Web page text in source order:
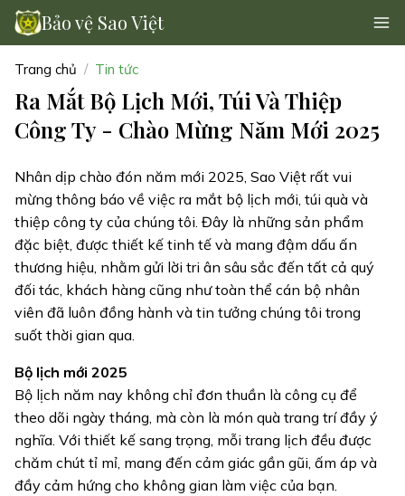
Bảo vệ Sao Việt
Trang chủ Tin tức
Ra Mắt Bộ Lịch Mới, Túi Và Thiệp
Công Ty - Chào Mừng Năm Mới 2025
Nhân dịp chào đón năm mới 2025, Sao Việt rất vui
mừng thông báo về việc ra mắt bộ lịch mới, túi quà và
thiệp công ty của chúng tôi. Đây là những sản phẩm
đặc biệt, được thiết kế tinh tế và mang đậm dấu ấn
thương hiệu, nhằm gửi lời tri ân sâu sắc đến tất cả quý
đối tác, khách hàng cũng như toàn thể cán bộ nhân
viên đã luôn đồng hành và tin tưởng chúng tôi trong
suốt thời gian qua.
Bộ lịch mới 2025
Bộ lịch năm nay không chỉ đơn thuần là công cụ để
theo dõi ngày tháng, mà còn là món quà trang trí đầy ý
nghĩa. Với thiết kế sang trọng, mỗi trang lịch đều được
chăm chút tỉ mỉ, mang đến cảm giác gần gũi, ấm áp và
đầy cảm hứng cho không gian làm việc của bạn.